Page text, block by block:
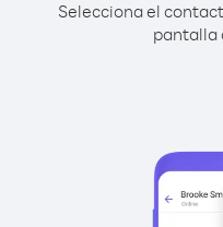
Selecciona el
pantalla